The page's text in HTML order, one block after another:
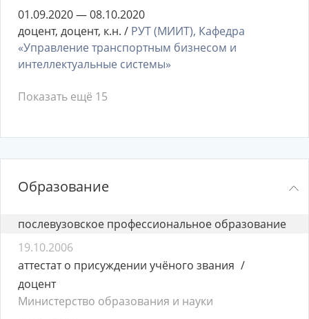
01.09.2020 — 08.10.2020
доцент, доцент, к.н. / РУТ (МИИТ), Кафедра
«Управление транспортным бизнесом и
интеллектуальные системы»
Показать ещё 15
Образование
послевузовское профессиональное образование
19.10.2006
аттестат о присуждении учёного звания
доцент
Министерство образования и науки